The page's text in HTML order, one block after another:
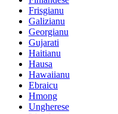
Frisgianu
Galizianu
Georgianu
Gujarati
Haitianu
Hausa
Hawaiianu
Ebraicu
Hmong
Ungherese